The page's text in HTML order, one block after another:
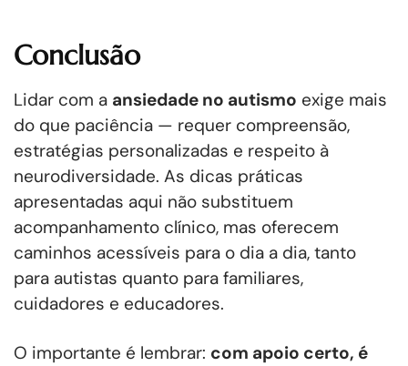
Conclusão
Lidar com a ansiedade no autismo exige mais
do que paciência — requer compreensão,
estratégias personalizadas e respeito à
neurodiversidade. As dicas práticas
apresentadas aqui não substituem
acompanhamento clínico, mas oferecem
caminhos acessíveis para o dia a dia, tanto
para autistas quanto para familiares,
cuidadores e educadores.
O importante é lembrar: com apoio certo, é